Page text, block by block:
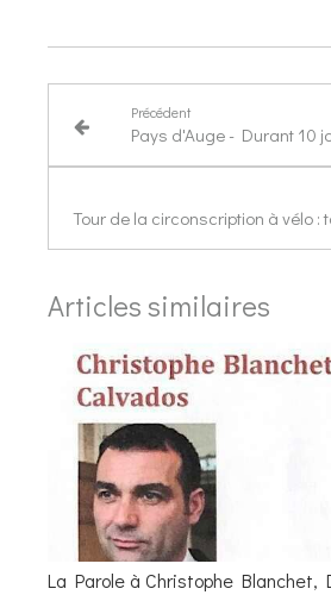
Précédent
Articles similaires
La Parole à Christophe Blanchet,